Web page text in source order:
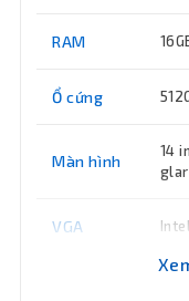
RAM
Ổ cứng
Màn hình
14
VGA